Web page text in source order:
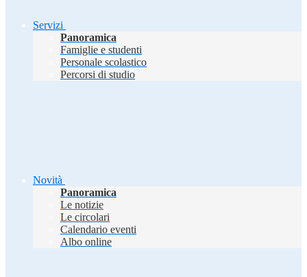
Servizi
Panoramica
Famiglie e studenti
Personale scolastico
Percorsi di studio
Novità
Panoramica
Le notizie
Le circolari
Calendario eventi
Albo online